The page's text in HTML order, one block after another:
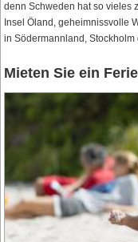
denn Schweden hat so vieles
Insel Öland, geheimnissvolle
in Södermannland,
Mieten Sie ein